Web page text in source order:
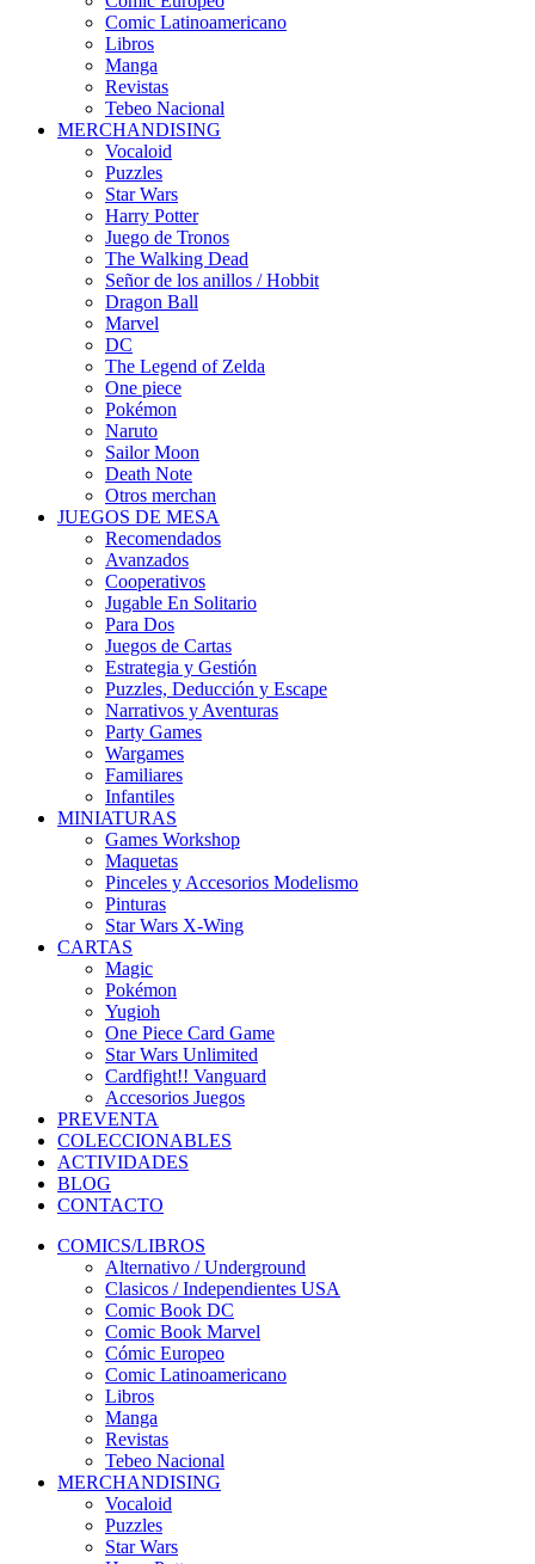
Comic Latinoamericano
Libros
Manga
Revistas
Tebeo Nacional
MERCHANDISING
Vocaloid
Puzzles
Star Wars
Harry Potter
Juego de Tronos
The Walking Dead
Señor de los anillos / Hobbit
Dragon Ball
Marvel
DC
The Legend of Zelda
One piece
Pokémon
Naruto
Sailor Moon
Death Note
Otros merchan
JUEGOS DE MESA
Recomendados
Avanzados
Cooperativos
Jugable En Solitario
Para Dos
Juegos de Cartas
Estrategia y Gestión
Puzzles, Deducción y Escape
Narrativos y Aventuras
Party Games
Wargames
Familiares
Infantiles
MINIATURAS
Games Workshop
Maquetas
Pinceles y Accesorios Modelismo
Pinturas
Star Wars X-Wing
CARTAS
Magic
Pokémon
Yugioh
One Piece Card Game
Star Wars Unlimited
Cardfight!! Vanguard
Accesorios Juegos
PREVENTA
COLECCIONABLES
ACTIVIDADES
BLOG
CONTACTO
COMICS/LIBROS
Alternativo / Underground
Clasicos / Independientes USA
Comic Book DC
Comic Book Marvel
Cómic Europeo
Comic Latinoamericano
Libros
Manga
Revistas
Tebeo Nacional
MERCHANDISING
Vocaloid
Puzzles
Star Wars